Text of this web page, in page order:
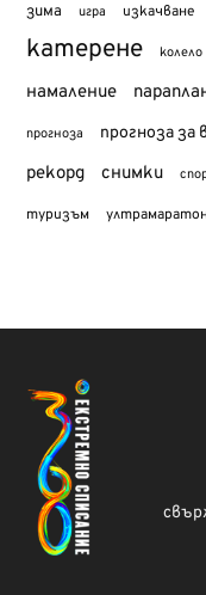
зима игра изкачване
катерене колело
намаление
прогноза прогноза за
рекорд снимки
туризъм